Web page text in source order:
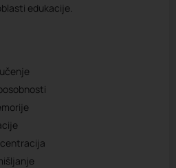
edukacije.